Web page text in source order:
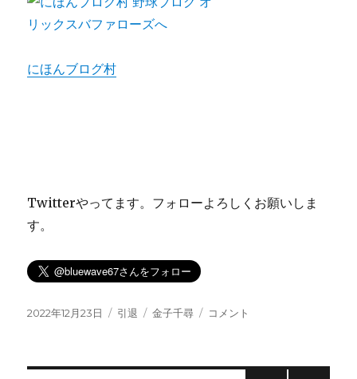
にほんブログ村
Twitterやってます。フォローよろしくお願いしま
す。
投
2022年12月23日
カ
引退
タ
金子千尋
金
コメント